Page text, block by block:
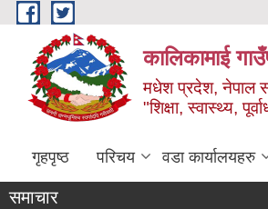
Skip to main content
कालिकामाई
मधेश प्रदेश, नेपाल
"शिक्षा, स्वास्थ्य,
गृहपृष्ठ परिचय वडा कार्यालयहरु
समाचार